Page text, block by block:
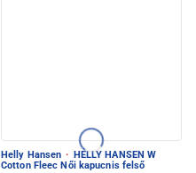
Helly Hansen ·
HELLY HANSEN W
Cotton Fleec Női kapucnis felső